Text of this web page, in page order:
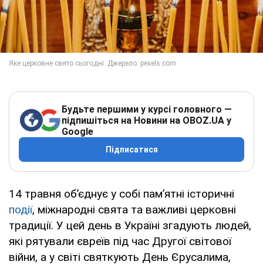
Будьте першими у курсі головного —
підпишіться на Новини на OBOZ.UA у
Google
Підписатися
14 травня об’єднує у собі пам’ятні історичні
події, міжнародні свята та важливі церковні
традиції. У цей день в Україні згадують людей,
які рятували євреїв під час Другої світової
війни, а у світі святкують День Єрусалима,